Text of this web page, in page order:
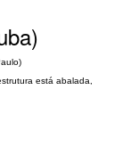
está abalada,